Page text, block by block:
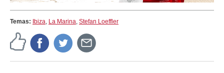
Temas: Ibiza, La Marina, Stefan Loeffler